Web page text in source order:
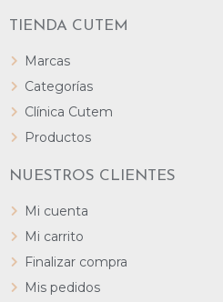
TIENDA CUTEM
Marcas
Categorías
Clínica Cutem
Productos
NUESTROS CLIENTES
Mi cuenta
Mi carrito
Finalizar compra
Mis pedidos